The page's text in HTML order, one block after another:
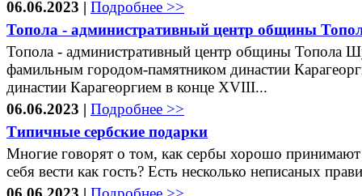
06.06.2023 | Подробнее >>
Топола - административный центр общины
Топола - административный центр общины Топола
фамильным городом-памятником династии
династии Карагеоргием в конце XVIII...
06.06.2023 | Подробнее >>
Типичные сербские подарки
Многие говорят о том, как сербы хорошо
себя вести как гость? Есть несколько неписаных